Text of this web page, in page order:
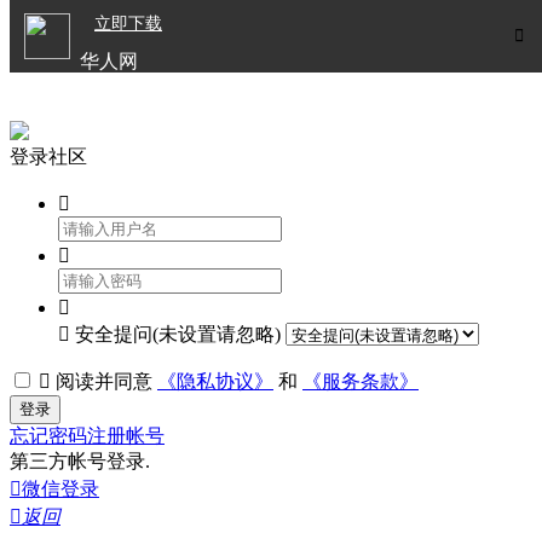

立即下载
华人网
登录社区



 安全提问(未设置请忽略)
 阅读并同意 《隐私协议》 和 《服务条款》
登录
忘记密码注册帐号
第三方帐号登录.
微信登录
 返回